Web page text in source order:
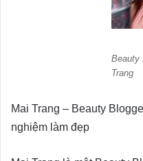
Beauty
Trang
Mai Trang – Beauty
nghiệm làm đẹp